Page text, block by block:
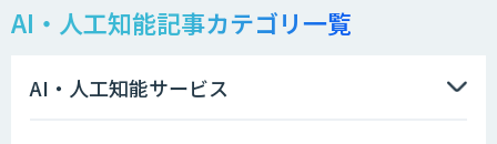
AI・人工知能記事カテゴリ一覧
AI・人工知能サービス